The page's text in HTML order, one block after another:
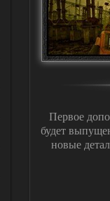
Первое
будет
новые